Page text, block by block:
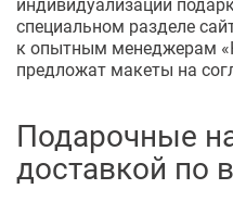
специальном разделе
к опытным менеджерам
предложат макеты на
Подарочные
доставкой по